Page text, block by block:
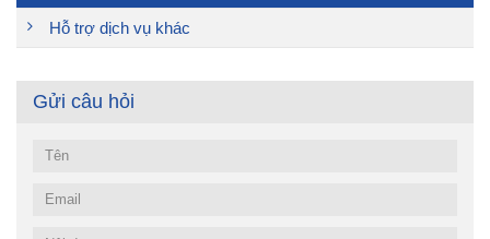
Hỗ trợ dịch vụ khác
Gửi câu hỏi